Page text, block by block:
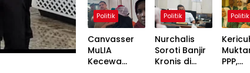
Politik
Canvasser
MuLIA
Kecewa
Politik
Nurchalis
Soroti Banjir
Kronis di
Politik
PPP,